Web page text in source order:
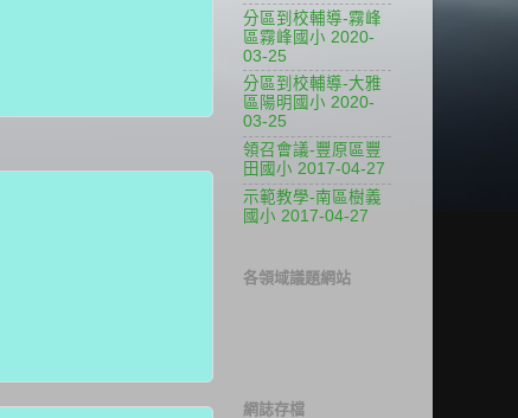
分區到校輔導-霧峰
區霧峰國小 2020-
03-25
分區到校輔導-大雅
區陽明國小 2020-
03-25
領召會議-豐原區豐
田國小 2017-04-27
示範教學-南區樹義
國小 2017-04-27
各領域議題網站
網誌存檔